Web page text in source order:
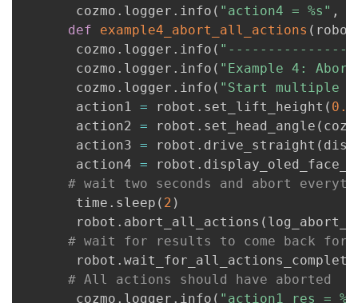
       cozmo
. logger . info ( "action4 = %s" ,
def
example4_abort_all_actions ( robot
       cozmo
. logger . info (
       cozmo
. logger . info ( "Example 4:
       cozmo
. logger . info ( "Start multiple
       action1
= robot . set_lift_height ( 0.0
       action2
= robot . set_head_angle (
       action3
= robot . drive_straight (
       action4
= robot .
# wait two seconds and abort
       time
. sleep ( 2 )
       robot
. abort_all_actions (
# wait for results to come back for
       robot
.
# All actions should have aborted
       cozmo
. logger . info ( "action1 res =